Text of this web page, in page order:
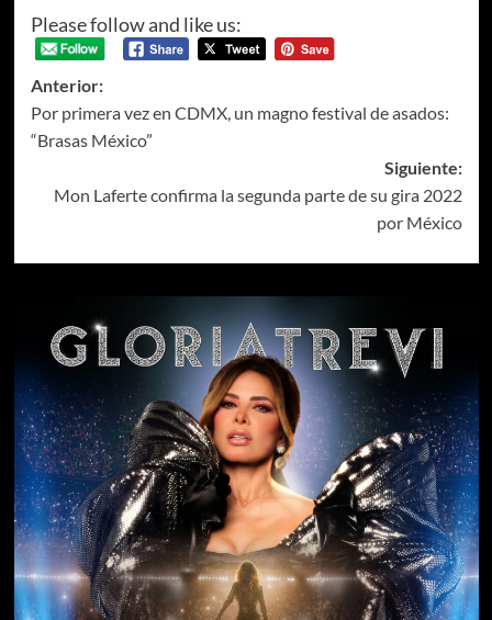
Please follow and like us:
Anterior:
Por primera vez en CDMX, un magno festival de asados:
“Brasas México”
Siguiente:
Mon Laferte confirma la segunda parte de su gira 2022
por México